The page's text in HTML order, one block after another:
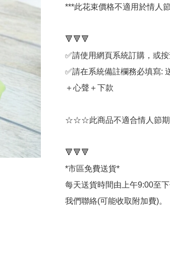
***此花束價格不適用於情人
🔻🔻🔻
✅請使用網頁系統訂購，或
✅請在系統備註欄務必填寫:
＋心聲＋下款
☆☆☆此商品不適合情人節期
🔻🔻🔻
*市區免費送貨*
每天送貨時間由上午9:00至
我們聯絡(可能收取附加費)。